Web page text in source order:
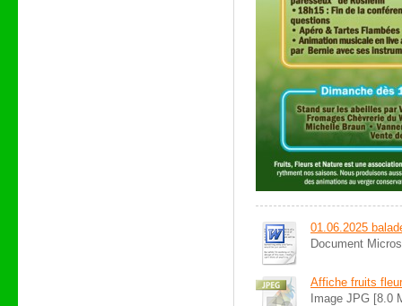
01.06.2025
Document
Affiche fruits
Image JPG [8.0